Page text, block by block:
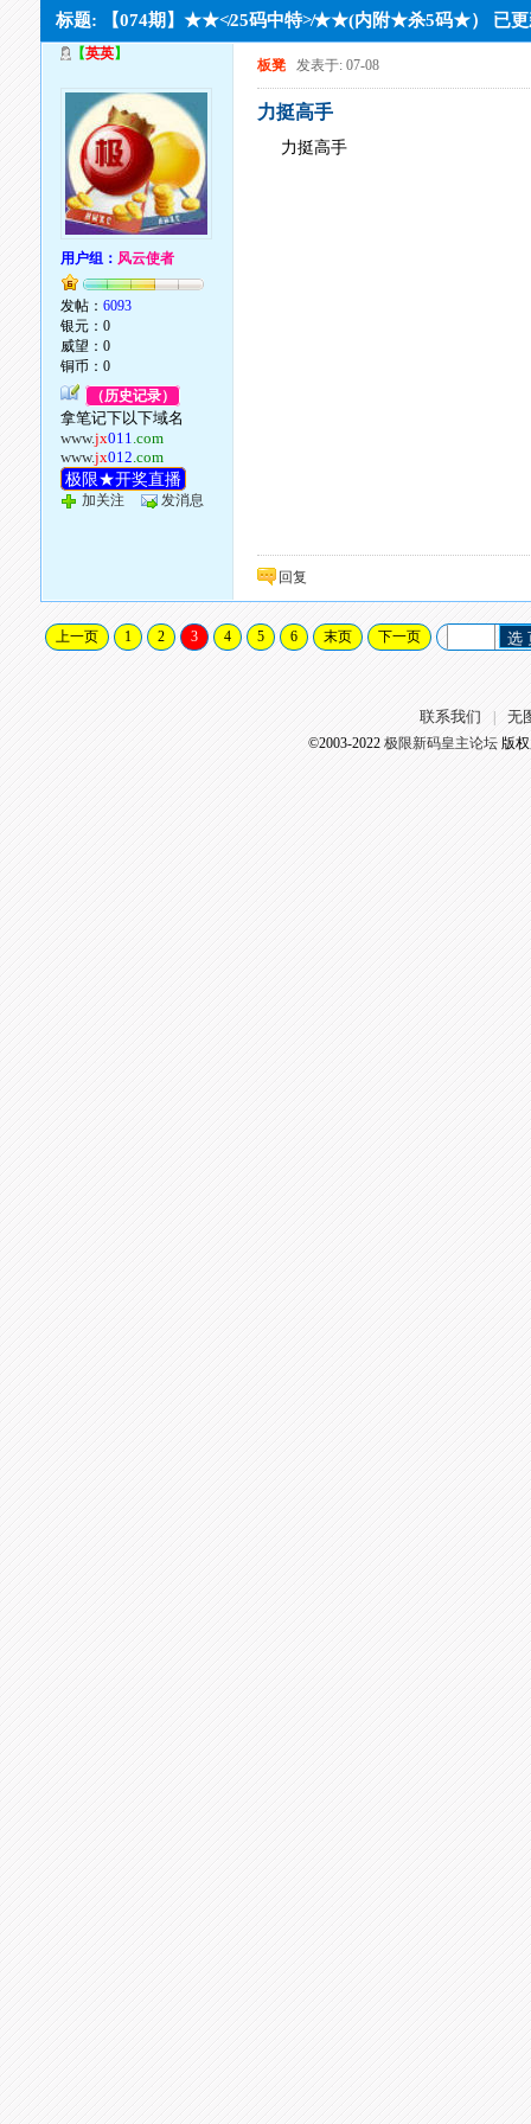
标题: 【074期】★★≮25码中特≯★★(内附★杀5码★） 已更
【英英】
用户组： 风云使者
发帖：6093
银元：0
威望：0
铜币：0
（历史记录）
拿笔记下以下域名
www.jx011.com
www.jx012.com
极限★开奖直播
加关注 发消息
板凳 发表于: 07-08
力挺高手
力挺高手
回复
上一页 1 2 3 4 5 6 末页 下一页 选
联系我们 无
©2003-2022 极限新码皇主论坛版权